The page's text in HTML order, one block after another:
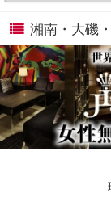
湘南・大磯